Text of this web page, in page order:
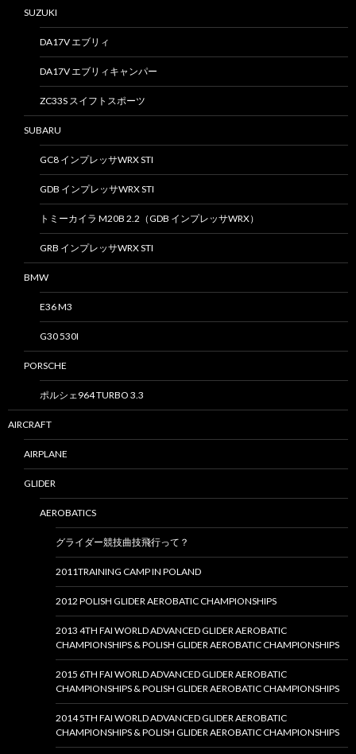
SUZUKI
DA17V エブリィ
DA17V エブリィキャンパー
ZC33S スイフトスポーツ
SUBARU
GC8 インプレッサWRX STI
GDB インプレッサWRX STI
トミーカイラ M20B 2.2（GDB インプレッサWRX）
GRB インプレッサWRX STI
BMW
E36 M3
G30 530I
PORSCHE
ポルシェ964 TURBO 3.3
AIRCRAFT
AIRPLANE
GLIDER
AEROBATICS
グライダー競技曲技飛行って？
2011TRAINING CAMP IN POLAND
2012 POLISH GLIDER AEROBATIC CHAMPIONSHIPS
2013 4TH FAI WORLD ADVANCED GLIDER AEROBATIC
CHAMPIONSHIPS & POLISH GLIDER AEROBATIC CHAMPIONSHIPS
2015 6TH FAI WORLD ADVANCED GLIDER AEROBATIC
CHAMPIONSHIPS & POLISH GLIDER AEROBATIC CHAMPIONSHIPS
2014 5TH FAI WORLD ADVANCED GLIDER AEROBATIC
CHAMPIONSHIPS & POLISH GLIDER AEROBATIC CHAMPIONSHIPS